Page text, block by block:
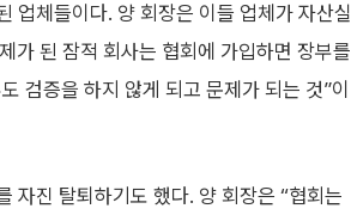
업체들이다. 양 회장은 이들 업체가 자산실
가 된 잠적 회사는 협회에 가입하면 장부를
검증을 하지 않게 되고 문제가 되는 것”이
자진 탈퇴하기도 했다. 양 회장은 “협회는